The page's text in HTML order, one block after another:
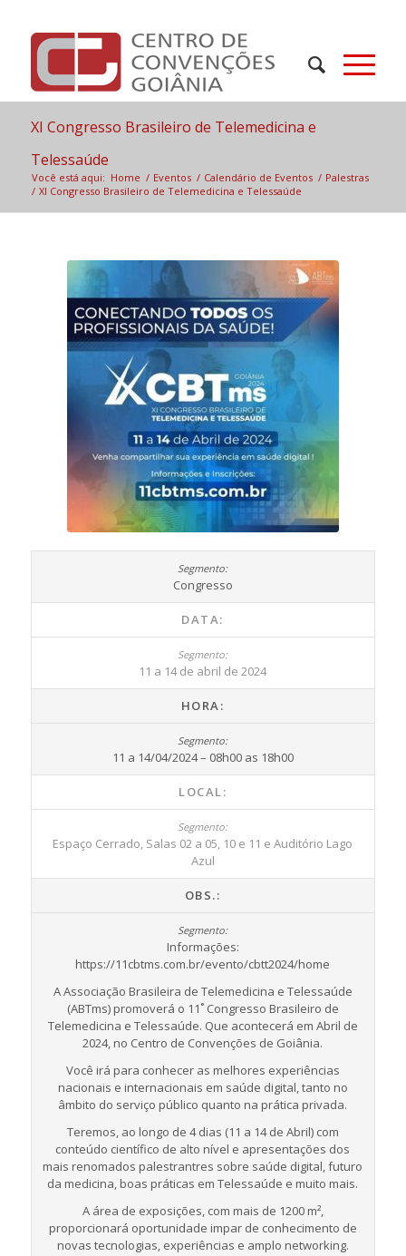
XI Congresso Brasileiro de Telemedicina e
Telessaúde
Você está aqui: Home / Eventos / Calendário de Eventos / Palestras
/ XI Congresso Brasileiro de Telemedicina e Telessaúde
Congresso
DATA:
11 a 14 de abril de 2024
HORA:
11 a 14/04/2024 – 08h00 as 18h00
LOCAL:
Espaço Cerrado, Salas 02 a 05, 10 e 11 e Auditório Lago
Azul
OBS.:
Informações:
https://11cbtms.com.br/evento/cbtt2024/home
A Associação Brasileira de Telemedicina e Telessaúde
(ABTms) promoverá o 11˚ Congresso Brasileiro de
Telemedicina e Telessaúde. Que acontecerá em Abril de
2024, no Centro de Convenções de Goiânia.
Você irá para conhecer as melhores experiências
nacionais e internacionais em saúde digital, tanto no
âmbito do serviço público quanto na prática privada.
Teremos, ao longo de 4 dias (11 a 14 de Abril) com
conteúdo científico de alto nível e apresentações dos
mais renomados palestrantres sobre saúde digital, futuro
da medicina, boas práticas em Telessaúde e muito mais.
A área de exposições, com mais de 1200 m²,
proporcionará oportunidade impar de conhecimento de
novas tecnologias, experiências e amplo networking.